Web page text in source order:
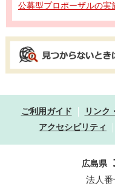
公募型プロポーザルの実
ご利用ガイド リンク
アクセシビリティ
広島県
法人番